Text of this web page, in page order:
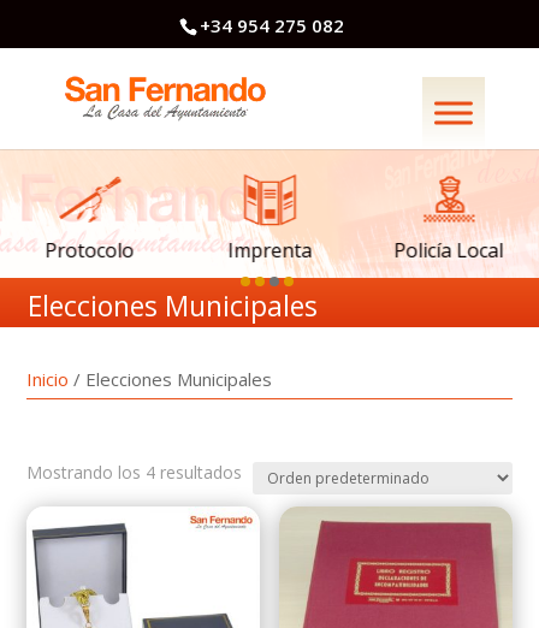
+34 954 275 082
Protocolo Imprenta Policía Local
Elecciones Municipales
Inicio / Elecciones Municipales
Mostrando los 4 resultados